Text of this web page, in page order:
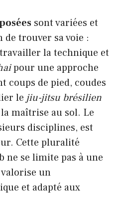
sont variées et
trouver sa voie :
la technique et
pour une approche
coups de pied, coudes
le jiu-jitsu brésilien
maîtrise au sol. Le
disciplines, est
Cette pluralité
ne se limite pas à une
un
et adapté aux